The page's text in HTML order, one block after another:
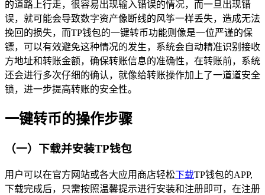
的道路上行走，很容易出现输入错误的情况，而一旦出现错
误，就可能会导致数字资产像断线的风筝一样丢失，造成无法
挽回的损失，而TP钱包的一键转币功能则像是一位严谨的保
镖，可以有效避免这种情况的发生，系统会自动精准识别接收
方地址和转账金额，确保转账信息的准确性，在转账前，系统
还会进行多次仔细的确认，就像给转账操作加上了一道道安全
锁，进一步提高转账的安全性。
一键转币的操作步骤
（一）下载并安装TP钱包
用户可以在官方网站或各大应用商店轻松下载TP钱包的APP,
下载完成后，只需按照温馨提示进行安装和注册即可，在注册